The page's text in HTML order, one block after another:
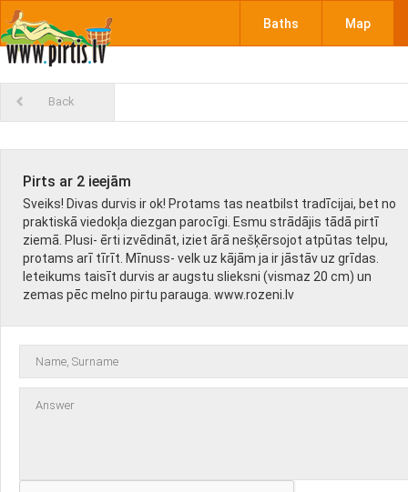
Baths Map
Back
Pirts ar 2 ieejām
Sveiks! Divas durvis ir ok! Protams tas neatbilst tradīcijai, bet no
praktiskā viedokļa diezgan parocīgi. Esmu strādājis tādā pirtī
ziemā. Plusi- ērti izvēdināt, iziet ārā nešķērsojot atpūtas telpu,
protams arī tīrīt. Mīnuss- velk uz kājām ja ir jāstāv uz grīdas.
Ieteikums taisīt durvis ar augstu slieksni (vismaz 20 cm) un
zemas pēc melno pirtu parauga. www.rozeni.lv